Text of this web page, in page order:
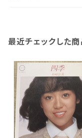
最近チェックした商